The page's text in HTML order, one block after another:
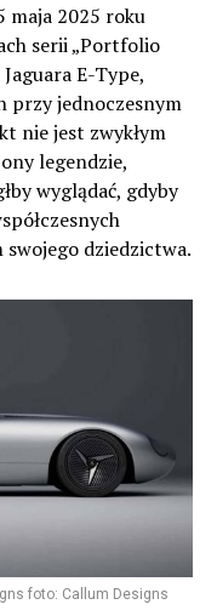
maja 2025 roku
serii „Portfolio
E-Type,
przy jednoczesnym
nie jest zwykłym
legendzie,
wyglądać, gdyby
dziedzictwa.
foto: Callum Designs